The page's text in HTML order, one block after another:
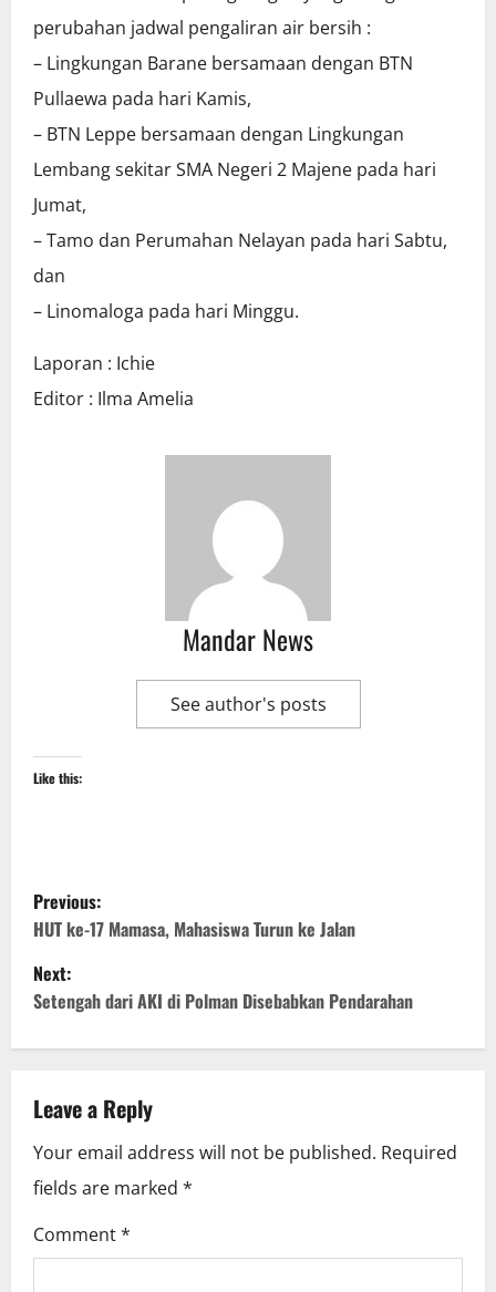
perubahan jadwal pengaliran air bersih :
– Lingkungan Barane bersamaan dengan BTN
Pullaewa pada hari Kamis,
– BTN Leppe bersamaan dengan Lingkungan
Lembang sekitar SMA Negeri 2 Majene pada hari
Jumat,
– Tamo dan Perumahan Nelayan pada hari Sabtu,
dan
– Linomaloga pada hari Minggu.
Laporan : Ichie
Editor : Ilma Amelia
Mandar News
See author's posts
Like this:
P
o
s
a
v
i
g
Previous:
HUT ke-17 Mamasa, Mahasiswa Turun ke Jalan
Next:
Setengah dari AKI di Polman Disebabkan Pendarahan
Leave a Reply
Your email address will not be published. Required
fields are marked *
Comment*